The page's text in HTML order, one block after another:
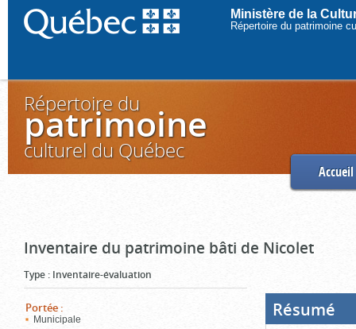
Ministère de la
Répertoire du patrimoine
Répertoire du
patrimoine
culturel du Québec
Accueil
Inventaire du patrimoine bâti de Nicolet
Type : Inventaire-évaluation
Portée :
Municipale Résumé